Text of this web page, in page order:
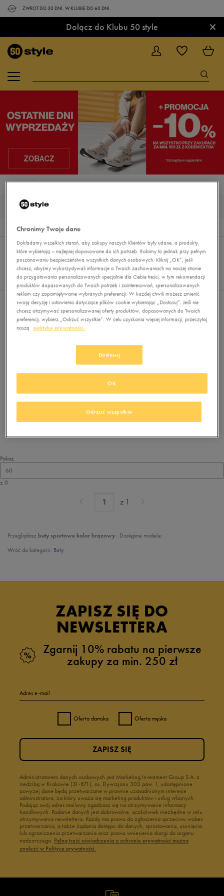
ZWROT DO 30 DNI. W KLUBIE DO 60 DNI.
Dołącz do Klubu 50 style ×
STRONA GŁÓWNA BUTY
BUTY, OBUWIE SPORTOWE KOLOR BRĄZOWY
0
Wyników
Sortuj:
REKOMENDOWANE
FILTRUJ (2)
Pokaż
60
z 0
Wybrane filtry: BRĄZOWY SIATKA Wyczyść filtry
Zmień kryteria wyszukiwania lub
Pokaż
60
z 0
z 1
Przeglądasz buty sportowe kolor brązowy . Dostępne modele: .
Wróć do kategorii: Buty
ZAPISZ SIĘ DO
NEWSLETTERA
Zgarnij 10% rabatu na pierwsze
zakupy za min. 250 zł
Adres e-mail
Oferta damska Oferta męska
Administratorem danych osobowych jest Marketing Investment Group S.A. z
siedzibą w Krakowie (31-871), os. Dywizjonu 303 paw. 1, udostępnione
powyżej dane będą przetwarzane w prawnie uzasadnionym interesie
administratora, za który uważa się marketing produktów i usług własnych.
Podając swój adres mailowy zgadzasz się na otrzymywanie informacji
handlowych. Podanie danych jest dobrowolne, aczkolwiek niezbędne w celu
otrzymywania newslettera. Każdy ma prawo do zgłoszenia sprzeciwu wobec
przetwarzania, a także żądania dostępu do danych, sprostowania, usunięcia
lub ograniczenia przetwarzania oraz prawo wniesienia skargi do organu
nadzorczego. Pełną treść oświadczenia o ochronie prywatności można
znaleźć w Polityce prywatności.
ZAPISZ SIĘ
Chronimy Twoje dane
Dokładamy wszelkich starań, aby zakupy naszych Klientów były udane, a produkty,
które wybierają – najlepiej dopasowane do ich potrzeb. Robimy to jednak przy pełnym
poszanowaniu bezpieczeństwa wszystkich danych osobowych. Kliknij „OK”, jeśli
chcesz, abyśmy wykorzystywali informacje o Twoich zachowaniach na naszej stronie
do przygotowania personalizowanych specjalnie dla Ciebie treści, w tym rekomendacji
produktów dopasowanych do Twoich potrzeb i zainteresowań, spersonalizowanych
reklam czy zapamiętywanie wybranych preferencji. W każdej chwili możesz zmienić
swoją decyzję i ustawienia dotyczące plików cookie wybierając „Dostosuj”. Jeśli nie
chcesz otrzymywać spersonalizowanej oferty produktów, dopasowanych do Twoich
preferencji, wybierz „Odrzuć wszystkie”. W celu uzyskania więcej informacji, przeczytaj
naszą
politykę prywatności.
Dostosuj
Odrzuć wszystkie
OK